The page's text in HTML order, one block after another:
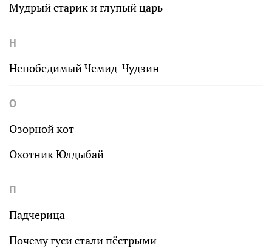
Мудрый старик и глупый царь
Н
Непобедимый Чемид-Чудзин
О
Озорной кот
Охотник Юлдыбай
П
Падчерица
Почему гуси стали пёстрыми